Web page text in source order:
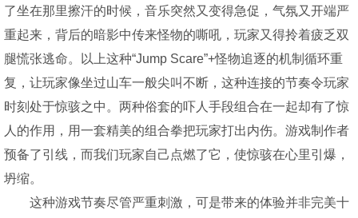
了坐在那里擦汗的时候，音乐突然又变得急促，气氛又开端严
重起来，背后的暗影中传来怪物的嘶吼，玩家又得拎着疲乏双
腿慌张逃命。以上这种“Jump Scare”+怪物追逐的机制循环重
复，让玩家像坐过山车一般尖叫不断，这种连接的节奏令玩家
时刻处于惊骇之中。两种俗套的吓人手段组合在一起却有了惊
人的作用，用一套精美的组合拳把玩家打出内伤。游戏制作者
预备了引线，而我们玩家自己点燃了它，使惊骇在心里引爆，
坍缩。
这种游戏节奏尽管严重刺激，可是带来的体验并非完美十